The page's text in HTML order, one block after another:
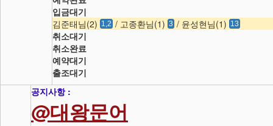
입금대기
김준태님(2) 1,2 / 고종환님(1) 3 / 윤성현님(1) 13
취소대기
취소완료
예약대기
출조대기
공지사항 :
@대왕문어